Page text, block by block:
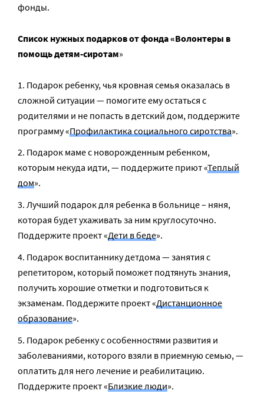
фонды.
Список нужных подарков от фонда «Волонтеры в
помощь детям-сиротам»
Подарок ребенку, чья кровная семья оказалась в
сложной ситуации — помогите ему остаться с
родителями и не попасть в детский дом, поддержите
программу «Профилактика социального сиротства».
Подарок маме с новорожденным ребенком,
которым некуда идти, — поддержите приют «Теплый
дом».
Лучший подарок для ребенка в больнице – няня,
которая будет ухаживать за ним круглосуточно.
Поддержите проект «Дети в беде».
Подарок воспитаннику детдома — занятия с
репетитором, который поможет подтянуть знания,
получить хорошие отметки и подготовиться к
экзаменам. Поддержите проект «Дистанционное
образование».
Подарок ребенку с особенностями развития и
заболеваниями, которого взяли в приемную семью, —
оплатить для него лечение и реабилитацию.
Поддержите проект «Близкие люди».